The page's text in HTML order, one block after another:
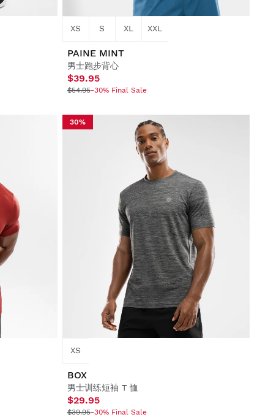
XS S XL XXL
PAINE MINT
男士跑步背心
$39.95
$54.95-30% Final Sale
30%
XS
BOX
男士训练短袖 T 恤
$29.95
$39.95-30% Final Sale